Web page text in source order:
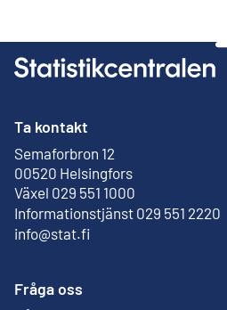
Ta kontakt
Semaforbron 12
00520 Helsingfors
Extern länk
Växel 029 551 1000
Informationstjänst 029 551 2220
info@stat.fi
Fråga oss